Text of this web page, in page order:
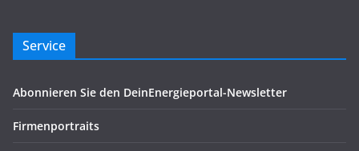
Service
Abonnieren Sie den DeinEnergieportal-Newsletter
Firmenportraits